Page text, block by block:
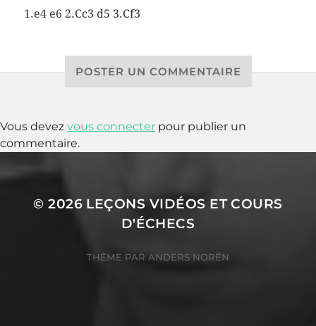
1.e4 e6 2.Cc3 d5 3.Cf3
POSTER UN COMMENTAIRE
Vous devez vous connecter pour publier un
commentaire.
© 2026 LEÇONS VIDÉOS ET COURS
D'ÉCHECS
THÈME PAR ANDERS NORÉN